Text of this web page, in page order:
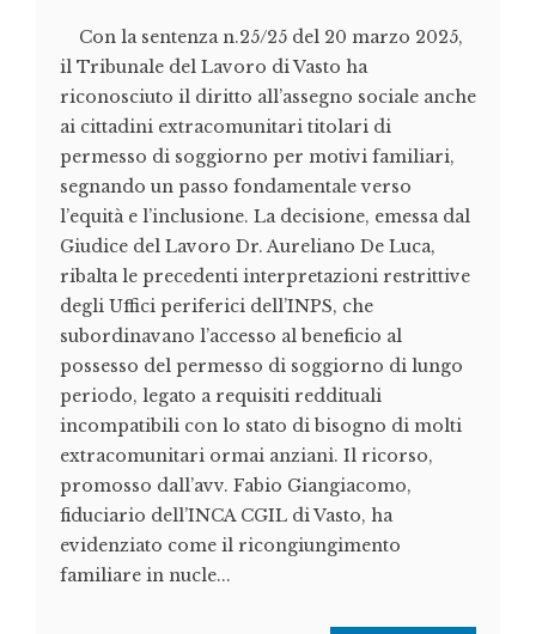
Con la sentenza n.25/25 del 20 marzo 2025,
il Tribunale del Lavoro di Vasto ha
riconosciuto il diritto all’assegno sociale anche
ai cittadini extracomunitari titolari di
permesso di soggiorno per motivi familiari,
segnando un passo fondamentale verso
l’equità e l’inclusione. La decisione, emessa dal
Giudice del Lavoro Dr. Aureliano De Luca,
ribalta le precedenti interpretazioni restrittive
degli Uffici periferici dell’INPS, che
subordinavano l’accesso al beneficio al
possesso del permesso di soggiorno di lungo
periodo, legato a requisiti reddituali
incompatibili con lo stato di bisogno di molti
extracomunitari ormai anziani. Il ricorso,
promosso dall’avv. Fabio Giangiacomo,
fiduciario dell’INCA CGIL di Vasto, ha
evidenziato come il ricongiungimento
familiare in nucle...